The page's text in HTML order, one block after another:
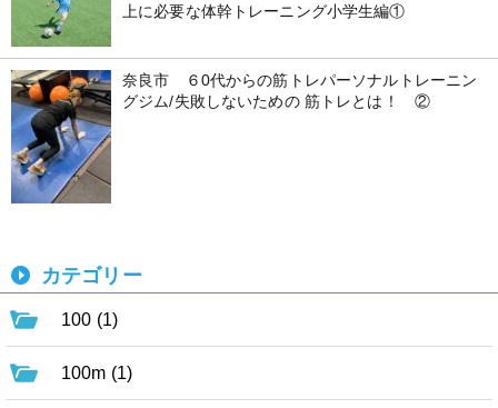
上に必要な体幹トレーニング小学生編①
奈良市 ６0代からの筋トレパーソナルトレーニン
グジム/失敗しないための 筋トレとは！ ②
カテゴリー
100 (1)
100m (1)